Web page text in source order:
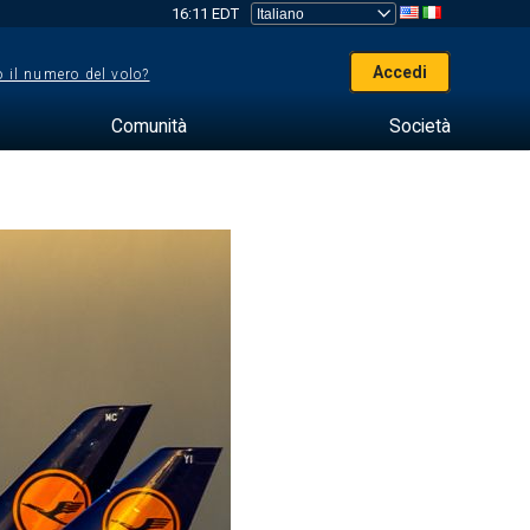
16:11 EDT
il numero del volo? Accedi
Comunità Società